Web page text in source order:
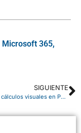
Microsoft 365,
SIGUIENTE
Cómo crear cálculos visuales en Power BI sin escribir fórmulas DAX